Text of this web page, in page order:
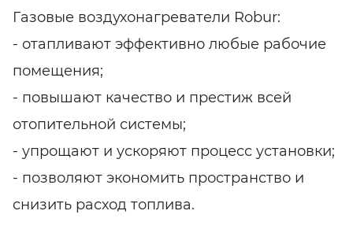
Газовые воздухонагреватели Robur:
- отапливают эффективно любые рабочие
помещения;
- повышают качество и престиж всей
отопительной системы;
- упрощают и ускоряют процесс установки;
- позволяют экономить пространство и
снизить расход топлива.